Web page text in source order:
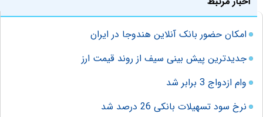
امکان حضور بانک آنلاین هندوجا در ایران
جدیدترین پیش بینی سیف از روند قیمت ارز
وام ازدواج 3 برابر شد
نرخ سود تسهیلات بانکی 26 درصد شد